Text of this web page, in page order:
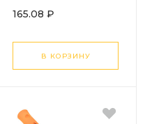
корпус,
Sparta
165.08 ₽
В КОРЗИНУ